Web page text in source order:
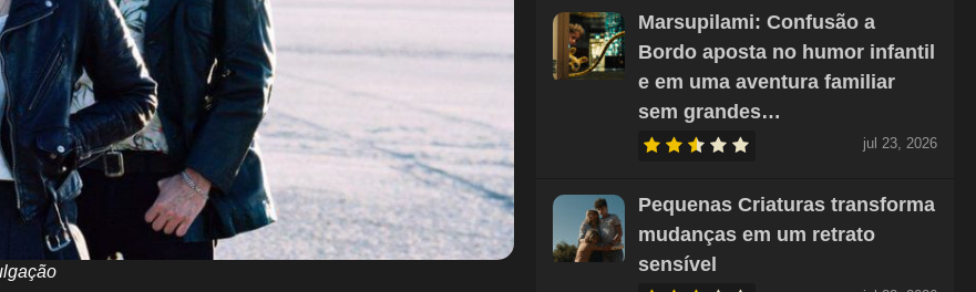
Marsupilami: Confusão a
Bordo aposta no humor infantil
e em uma aventura familiar
sem grandes…
jul 23, 2026
Pequenas Criaturas transforma
mudanças em um retrato
sensível